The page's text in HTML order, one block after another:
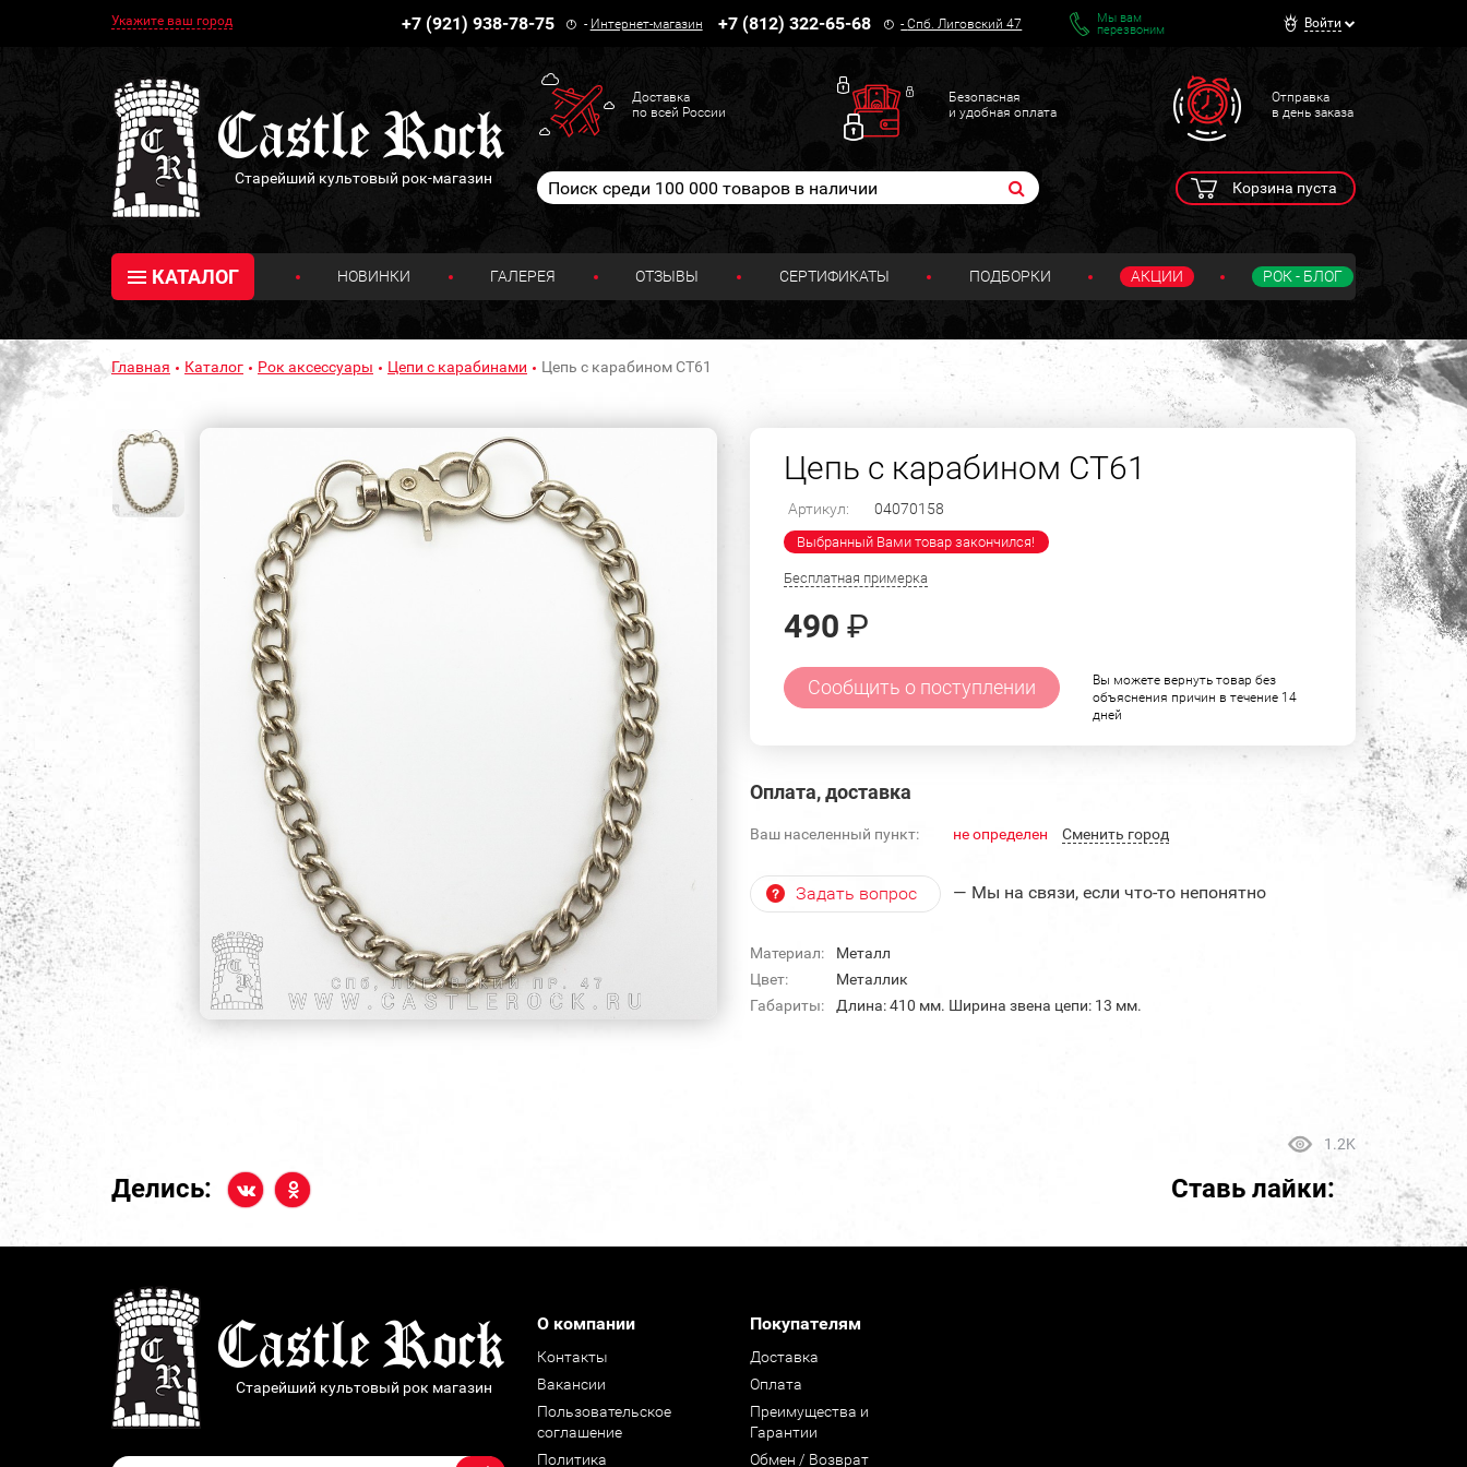
Укажите ваш город +7 (921) 938-78-75 - Интернет-магазин +7 (812) 322-65-68 -Спб. Лиговский 47
Мы вам
перезвоним
Войти
Старейший культовый рок-магазин
Доставка
по всей России
Безопасная
и удобная оплата
Отправка
в день заказа
Корзина пуста
КАТАЛОГ НОВИНКИ ГАЛЕРЕЯ ОТЗЫВЫ СЕРТИФИКАТЫ ПОДБОРКИ АКЦИИ РОК - БЛОГ
Главная Каталог Рок аксессуары Цепи с карабинами Цепь с карабином СТ61
Цепь с карабином СТ61
Артикул: 04070158
Выбранный Вами товар закончился!
Бесплатная примерка
490 ₽
Сообщить о поступлении
Вы можете вернуть товар без
объяснения причин в течение 14
дней
Оплата, доставка
Ваш населенный пункт: не определен Cменить город
Задать вопрос — Мы на связи, если что-то непонятно
Материал:
Металл
Цвет:
Металлик
Габариты:
Длина: 410 мм. Ширина звена цепи: 13 мм.
1.2K
Делись: Ставь лайки:
Старейший культовый рок магазин
О компании
Контакты
Вакансии
Пользовательское
соглашение
Политика
Покупателям
Доставка
Оплата
Преимущества и
Гарантии
Обмен / Возврат